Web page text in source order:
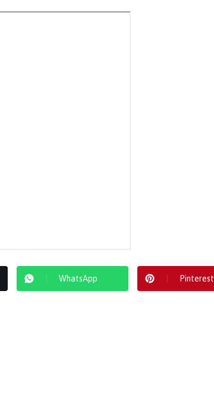
WhatsApp Pinterest